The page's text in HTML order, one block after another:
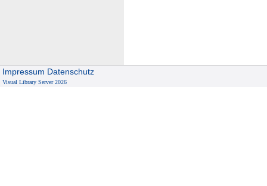
Impressum Datenschutz
Visual Library Server 2026